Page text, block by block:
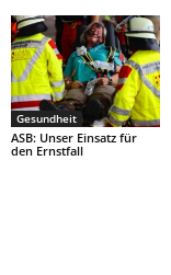
Gesundheit
ASB: Unser Einsatz für
den Ernstfall